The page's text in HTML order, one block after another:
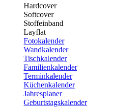
Hardcover
Softcover
Stoffeinband
Layflat
Fotokalender
Wandkalender
Tischkalender
Familienkalender
Terminkalender
Küchenkalender
Jahresplaner
Geburtstagskalender